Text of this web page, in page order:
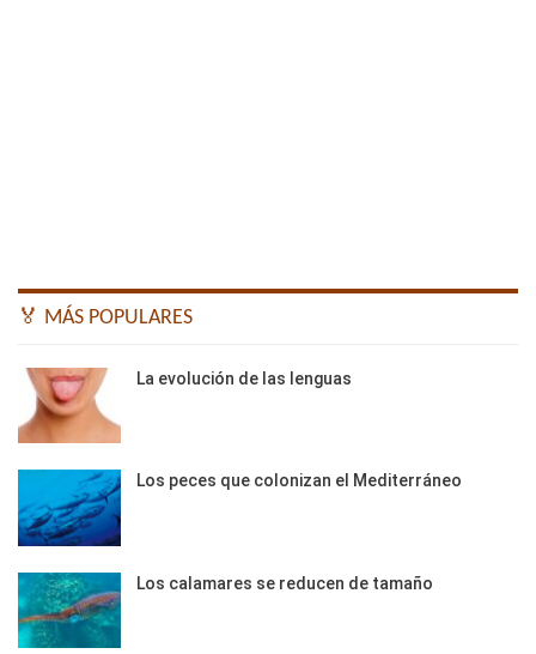
🏅 MÁS POPULARES
La evolución de las lenguas
Los peces que colonizan el Mediterráneo
Los calamares se reducen de tamaño